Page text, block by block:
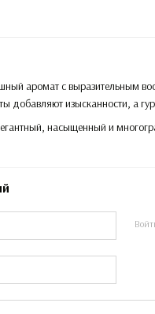
аромат с выразительным
добавляют изысканности, а
насыщенный и